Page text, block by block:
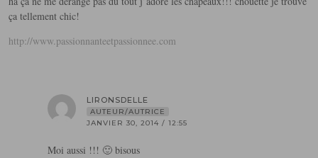
ça tellement chic!
http://www.passionnanteetpassionnee.com
LIRONSDELLE
AUTEUR/AUTRICE
JANVIER 30, 2014 / 12:55
Moi aussi !!! 🙂 bisous